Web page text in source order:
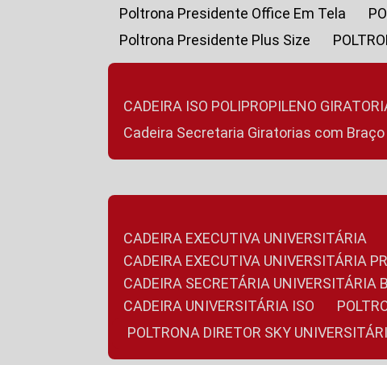
Poltrona Presidente Office Em Tela
Poltrona Presidente Plus Size
CADEIRA ISO POLIPROPILENO
Cadeira Secretaria Giratorias com Braço
CADEIRA EXECUTIVA UNIVERSITÁRIA
CADEIRA EXECUTIVA UNIVERSITÁRIA
CADEIRA SECRETÁRIA UNIVERSITÁRIA
CADEIRA UNIVERSITÁRIA ISO
POLTRONA DIRETOR SKY